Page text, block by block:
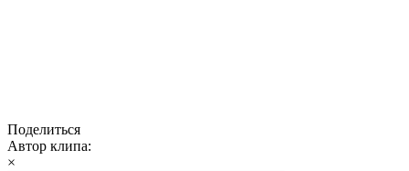
Поделиться
Автор клипа:
×